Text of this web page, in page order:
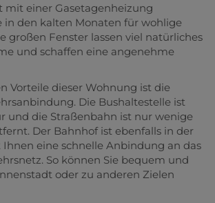
mit einer Gasetagenheizung
in den kalten Monaten für wohlige
großen Fenster lassen viel natürliches
und schaffen eine angenehme
Vorteile dieser Wohnung ist die
Die Bushaltestelle ist
und die Straßenbahn ist nur wenige
Der Bahnhof ist ebenfalls in der
eine schnelle Anbindung an das
So können Sie bequem und
oder zu anderen Zielen